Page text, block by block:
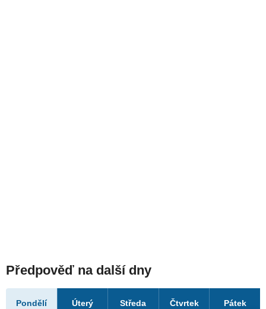
Předpověď na další dny
Pondělí Úterý Středa Čtvrtek Pátek